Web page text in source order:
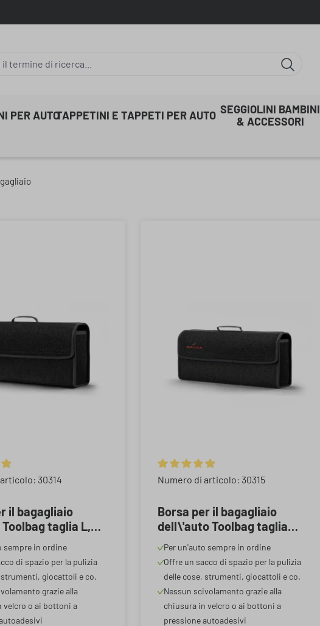
PER AUTOTAPPETINI E TAPPETI PER AUTO SEGGIOLINI BAMBINI
& ACCESSORI
media di 4.9 su 5 stelle
30314
il bagagliaio
taglia L,
auto
sempre in ordine
di spazio per la pulizia
strumenti, giocattoli e co.
grazie alla
velcro o ai bottoni a
Valutazione media di 4.9 su 5 stelle
Numero di articolo: 30315
Borsa per il bagagliaio
dell\'auto Toolbag taglia
XXL, borsa di stoccaggio
auto nero 57x16x21cm
Per un'auto sempre in ordine
Offre un sacco di spazio per la pulizia
delle cose, strumenti, giocattoli e co.
Nessun scivolamento grazie alla
chiusura in velcro o ai bottoni a
pressione autoadesivi